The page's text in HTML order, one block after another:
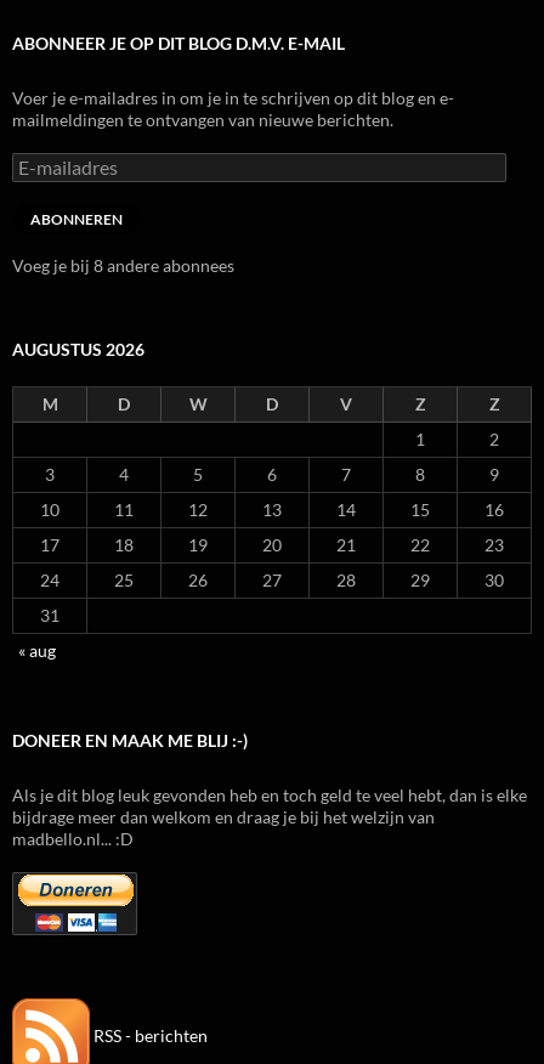
ABONNEER JE OP DIT BLOG D.M.V. E-MAIL
Voer je e-mailadres in om je in te schrijven op dit blog en e-
mailmeldingen te ontvangen van nieuwe berichten.
E-
mailadres
ABONNEREN
Voeg je bij 8 andere abonnees
AUGUSTUS 2026
M D W D V Z
Z
1
2
3
4 5 6 7 8
9
10
11 12 13 14 15
16
17
18 19 20 21 22
23
24
25 26 27 28 29
30
31
« aug
DONEER EN MAAK ME BLIJ :-)
Als je dit blog leuk gevonden heb en toch geld te veel hebt, dan is elke
bijdrage meer dan welkom en draag je bij het welzijn van
madbello.nl... :D
RSS - berichten